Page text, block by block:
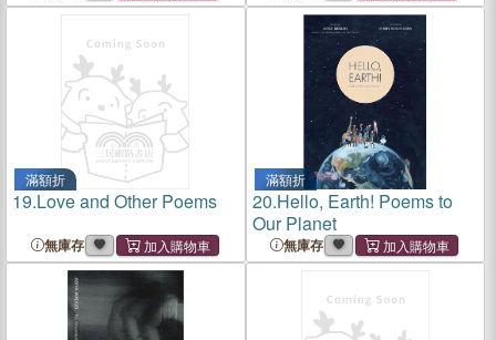
滿額折
19.Love and Other Poems
無庫存
滿額折
20.Hello, Earth! Poems to
Our Planet
無庫存